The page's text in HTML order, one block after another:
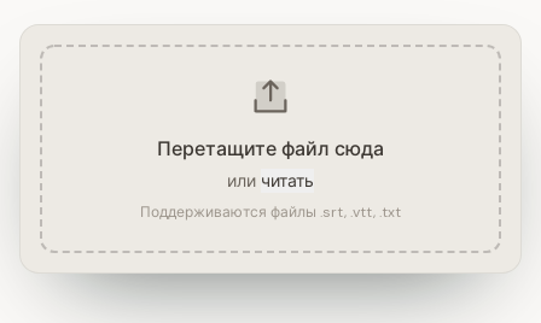
Перетащите файл сюда
или читать
Поддерживаются файлы .srt, .vtt, .txt